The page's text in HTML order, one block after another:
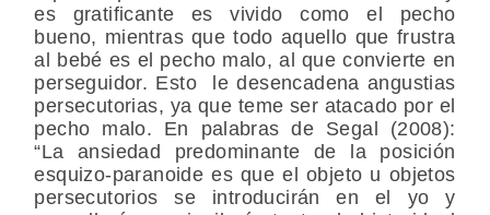
es gratificante es vivido como el pecho
bueno, mientras que todo aquello que frustra
al bebé es el pecho malo, al que convierte en
perseguidor. Esto le desencadena angustias
persecutorias, ya que teme ser atacado por el
pecho malo. En palabras de Segal (2008):
“La ansiedad predominante de la posición
esquizo-paranoide es que el objeto u objetos
persecutorios se introducirán en el yo y